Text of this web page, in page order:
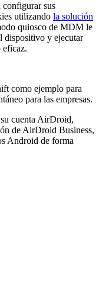
configurar sus
utilizando la solución
quiosco de MDM le
dispositivo y ejecutar
eficaz.
como ejemplo para
para las empresas.
cuenta AirDroid,
de AirDroid Business,
Android de forma